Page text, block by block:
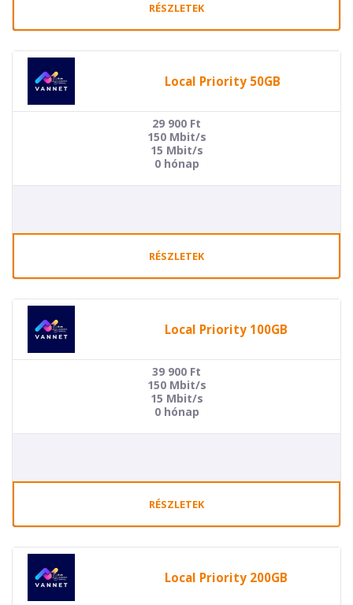
RÉSZLETEK
Local Priority 50GB
29 900 Ft
150 Mbit/s
15 Mbit/s
0 hónap
RÉSZLETEK
Local Priority 100GB
39 900 Ft
150 Mbit/s
15 Mbit/s
0 hónap
RÉSZLETEK
Local Priority 200GB